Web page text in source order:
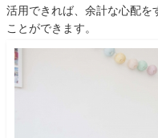
活用できれば、余計な心配を
ことができます。